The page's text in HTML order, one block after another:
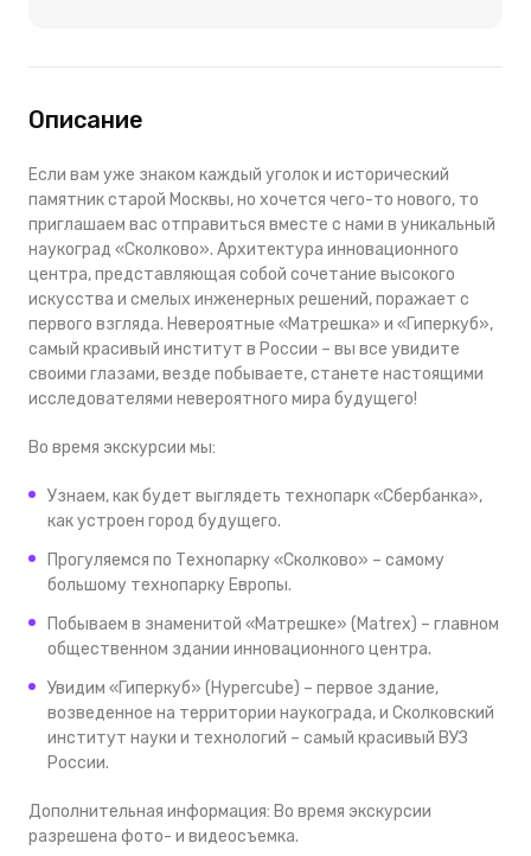
Описание
Если вам уже знаком каждый уголок и исторический
памятник старой Москвы, но хочется чего-то нового, то
приглашаем вас отправиться вместе с нами в уникальный
наукоград «Сколково». Архитектура инновационного
центра, представляющая собой сочетание высокого
искусства и смелых инженерных решений, поражает с
первого взгляда. Невероятные «Матрешка» и «Гиперкуб»,
самый красивый институт в России – вы все увидите
своими глазами, везде побываете, станете настоящими
исследователями невероятного мира будущего!
Во время экскурсии мы:
Узнаем, как будет выглядеть технопарк «Сбербанка»,
как устроен город будущего.
Прогуляемся по Технопарку «Сколково» – самому
большому технопарку Европы.
Побываем в знаменитой «Матрешке» (Matrex) – главном
общественном здании инновационного центра.
Увидим «Гиперкуб» (Hypercube) – первое здание,
возведенное на территории наукограда, и Сколковский
институт науки и технологий – самый красивый ВУЗ
России.
Дополнительная информация: Во время экскурсии
разрешена фото- и видеосъемка.